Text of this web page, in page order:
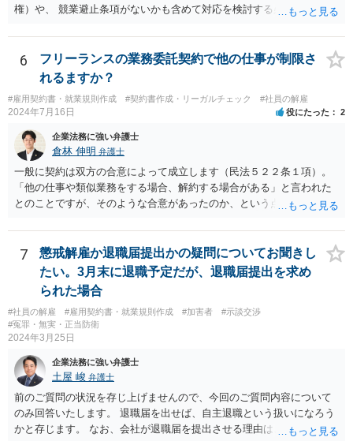
権）や、 競業避止条項がないかも含めて対応を検討する必要がありま
以上、 基本的には損害賠償額の予定は有効です。 相手方に債務の不履
行があるということであれば、 その部分を主張できるかを検討するこ
ととなります。
6
フリーランスの業務委託契約で他の仕事が制限さ
れるますか？
#雇用契約書・就業規則作成 #契約書作成・リーガルチェック #社員の解雇
2024年7月16日 役にたった 2
企業法務に強い弁護士
倉林 伸明 弁護士
一般に契約は双方の合意によって成立します（民法５２２条１項）。
「他の仕事や類似業務をする場合、解約する場合がある」と言われた
とのことですが、そのような合意があったのか、という点を最初に確
ったのではないでしょうか。 また、フリーランスの方との取引で、
「紙の書面で契約締結を行っているのは全体の4割弱にとどまってい
る」との報告もあります（「フリーランス白書２０２０」）。「トラ
ブルが発生している取引の45.5%が口頭による契約締結であり、口約
束の横行がトラブルを生じやすくしている」とも。（同） 詳しくお話
を伺う必要がありますが、”言われた”ということで、もしかしたら書面
で契約を締結していないのかもしれません。契約書がないためにトラ
ブルが生じることは上記のとおり珍しくありません。 もし契約書がな
いようでしたら、ご自身の権利を守り義務の範囲を明確にするため、
契約書を作成することをお勧めします。 契約書の支援について、弁護
士にご相談されるのもお勧めです。
7
懲戒解雇か退職届提出かの疑問についてお聞きし
たい。3月末に退職予定だが、退職届提出を求め
られた場合
#社員の解雇 #雇用契約書・就業規則作成 #加害者
#示談交渉
#冤罪・無実・正当防衛
2024年3月25日
企業法務に強い弁護士
土屋 峻 弁護士
前のご質問の状況を存じ上げませんので、今回のご質問内容について
のみ回答いたします。 退職届を出せば、自主退職という扱いになろう
かと存じます。 なお、会社が退職届を提出させる理由は、後日解雇無